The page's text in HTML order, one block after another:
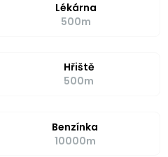
Lékárna
500m
Hřiště
500m
Benzínka
10000m